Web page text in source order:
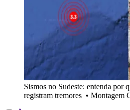
Sismos no Sudeste: entenda por
registram tremores • Montagem